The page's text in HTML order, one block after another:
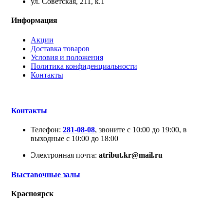
Информация
Акции
Доставка товаров
Условия и положения
Политика конфиденциальности
Контакты
Контакты
Телефон: 281-08-08, звоните с 10:00 до 19:00, в
выходные с 10:00 до 18:00
Электронная почта: atribut.kr@mail.ru
Выставочные залы
Красноярск